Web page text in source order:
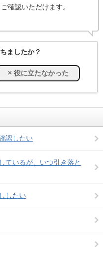
確認いただけます。
ましたか？
認したい
ているが、いつ引き落と
したい